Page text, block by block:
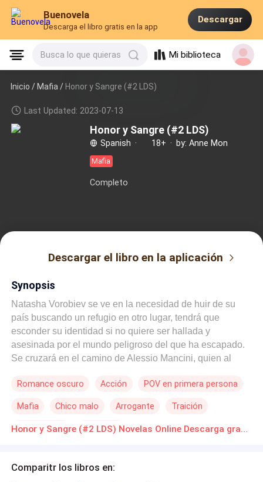
Buenovela
Descarga el libro gratis en la app
Descargar
Busca lo que quieras Mi biblioteca
Inicio /Mafia / Honor y Sangre (#2 LDS)
Last Updated: 2023-07-13
Honor y Sangre (#2 LDS)
Spanish · 18+ · by: Anne Mon
Mafia
Completo
Descargar el libro en la aplicación
Synopsis
Natasha Vorobiev se ve en la necesidad de huir de su
país buscando un refugio en otro lugar, tendrá que
esconder su identidad si no quiere ser hallada y
asesinada por el mundo peligroso del que ha escapado.
Se cruzará en el camino de Alessio Mancini, quien al
no será un impedimento tener una relación apasionada,
que se miran por primera vez. Mientras tanto, Alessio
deberá luchar contra sus demonios en su cabeza, al
Muchos obstáculos, muchas personas en contra de ellos,
Romance oscuro Acción POV en primera persona
Mafia Chico malo Arrogante Traición
Primer Amor Venganza Honor y Sangre (#2 LDS) Novelas Online Descarga gratuita de PDF
Comparitr los libros en: